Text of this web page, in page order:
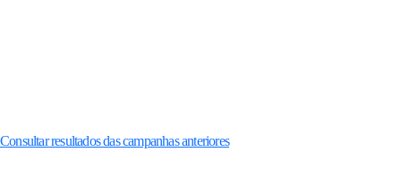
Consultar resultados das campanhas anteriores